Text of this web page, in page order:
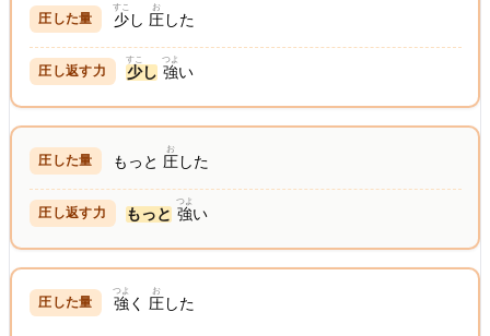
少
すこ
し 圧
お
した
少
すこ
し 強
つよ
い
もっと 圧
お
した
もっと 強
つよ
い
強
つよ
く 圧
お
した